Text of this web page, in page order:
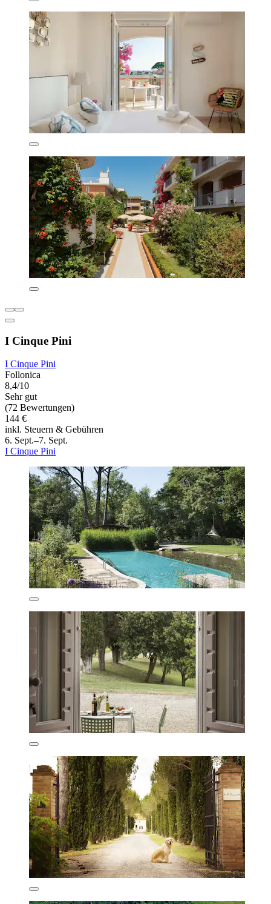
I Cinque Pini
I Cinque Pini
Follonica
8,4/10
Sehr gut
(72 Bewertungen)
144 €
inkl. Steuern & Gebühren
6. Sept.–7. Sept.
I Cinque Pini